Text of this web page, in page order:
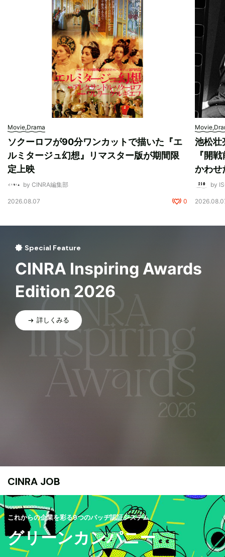
Movie,Drama
ソクーロフが90分ワンカットで描いた『エ
ルミタージュ幻想』リマスター版が期間限
定上映
by CINRA編集部
2026.08.07 0
池松壮
『開
かわせ
by
Special Feature
CINRA Inspiring Awards
Edition 2026
詳しくみる
CINRA JOB
これからの企業を彩る9つのバッヂ認証システム
グリーンカンパニー